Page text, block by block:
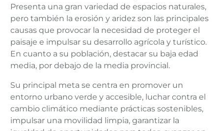
Presenta una gran variedad de espacios naturales,
pero también la erosión y aridez son las principales
causas que provocar la necesidad de proteger el
paisaje e impulsar su desarrollo agrícola y turístico.
En cuanto a su población, destacar su baja edad
media, por debajo de la media provincial.
Su principal meta se centra en promover un
entorno urbano verde y accesible, luchar contra el
cambio climático mediante prácticas sostenibles,
impulsar una movilidad limpia, garantizar la